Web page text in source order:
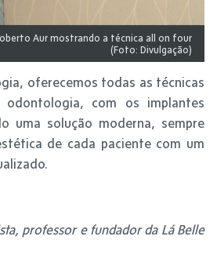
Aur mostrando a técnica all on four
(Foto: Divulgação)
oferecemos todas as técnicas
odontologia, com os implantes
uma solução moderna, sempre
de cada paciente com um
professor e fundador da Lá Belle